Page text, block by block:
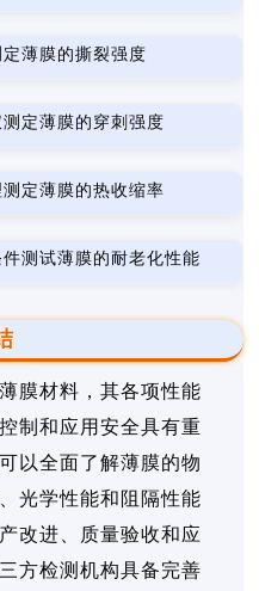
薄膜的撕裂强度
定薄膜的穿刺强度
定薄膜的热收缩率
测试薄膜的耐老化性能
膜材料，其各项性能
制和应用安全具有重
以全面了解薄膜的物
光学性能和阻隔性能
改进、质量验收和应
方检测机构具备完善